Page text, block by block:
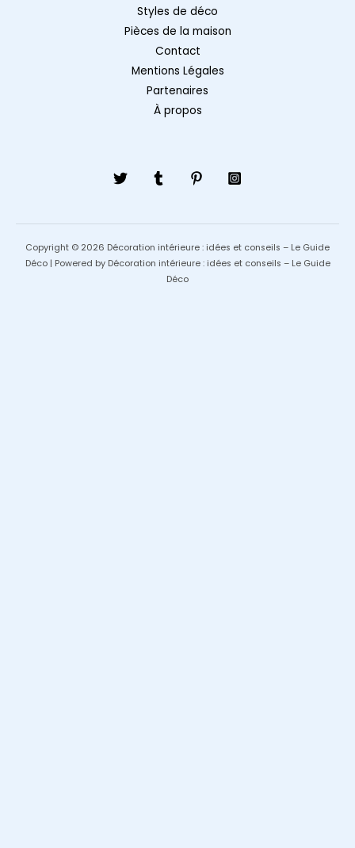
Styles de déco
Pièces de la maison
Contact
Mentions Légales
Partenaires
À propos
Copyright © 2026 Décoration intérieure : idées et conseils – Le Guide
Déco | Powered by Décoration intérieure : idées et conseils – Le Guide
Déco